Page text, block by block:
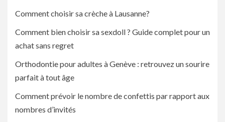
Comment choisir sa crèche à Lausanne?
Comment bien choisir sa sexdoll ? Guide complet pour un
achat sans regret
Orthodontie pour adultes à Genève : retrouvez un sourire
parfait à tout âge
Comment prévoir le nombre de confettis par rapport aux
nombres d’invités